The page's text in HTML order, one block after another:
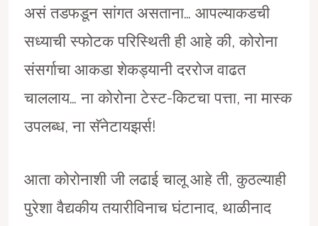
असं तडफडून सांगत असताना… आपल्याकडची
सध्याची स्फोटक परिस्थिती ही आहे की, कोरोना
संसर्गाचा आकडा शेकड्यानी दररोज वाढत
चाललाय… ना कोरोना टेस्ट-किटचा पत्ता, ना मास्क
उपलब्ध, ना सॅनेटायझर्स!
आता कोरोनाशी जी लढाई चालू आहे ती, कुठल्याही
पुरेशा वैद्यकीय तयारीविनाच घंटानाद, थाळीनाद